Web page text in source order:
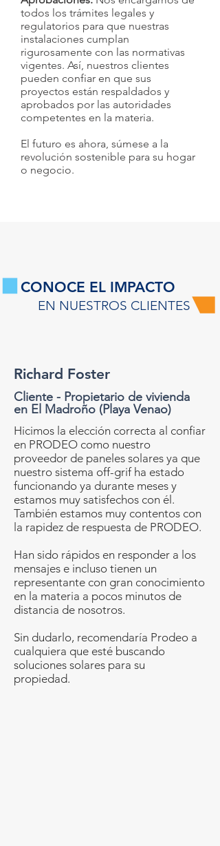
todos los trámites legales y
regulatorios para que nuestras
instalaciones cumplan
rigurosamente con las normativas
vigentes. Así, nuestros clientes
pueden confiar en que sus
proyectos están respaldados y
aprobados por las autoridades
competentes en la materia.
El futuro es ahora, súmese a la
revolución sostenible para su hogar
o negocio.
CONOCE EL IMPACTO
EN NUESTROS CLIENTES
Richard Foster
Hicimos la elección correcta al confiar
en PRODEO como nuestro
proveedor de paneles solares ya que
nuestro sistema off-grif ha estado
funcionando ya durante meses y
estamos muy satisfechos con él.
También estamos muy contentos con
la rapidez de respuesta de PRODEO.
Han sido rápidos en responder a los
mensajes e incluso tienen un
representante con gran conocimiento
en la materia a pocos minutos de
distancia de nosotros.
Sin dudarlo, recomendaría Prodeo a
cualquiera que esté buscando
soluciones solares para su
propiedad.
Cliente - Propietario de vivienda
en El Madroño (Playa Venao)